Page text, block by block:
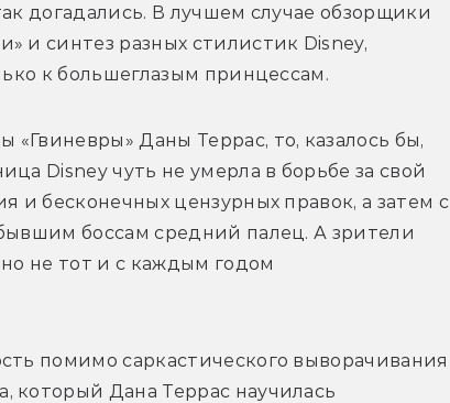
догадались. В лучшем случае обзорщики
и синтез разных стилистик Disney,
к большеглазым принцессам.
Даны Террас, то, казалось бы,
Disney чуть не умерла в борьбе за свой
и бесконечных цензурных правок, а затем с
боссам средний палец. А зрители
не тот и с каждым годом
помимо саркастического выворачивания
который Дана Террас научилась